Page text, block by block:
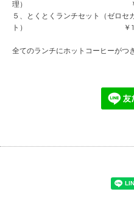
理） ￥
５、とくとくランチセット（ゼロセ
ト） ￥
全てのランチにホットコーヒーがつ